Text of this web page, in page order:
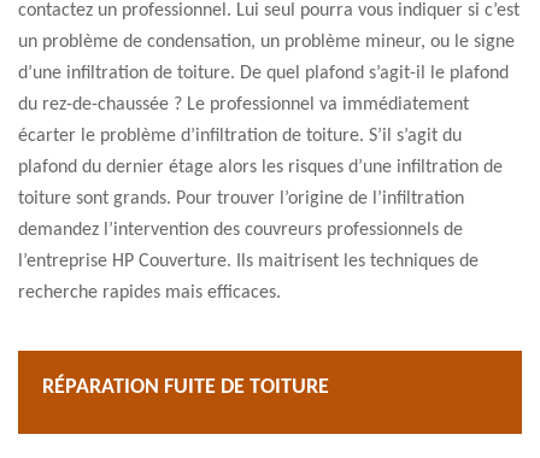
contactez un professionnel. Lui seul pourra vous indiquer si c’est
un problème de condensation, un problème mineur, ou le signe
d’une infiltration de toiture. De quel plafond s’agit-il le plafond
du rez-de-chaussée ? Le professionnel va immédiatement
écarter le problème d’infiltration de toiture. S’il s’agit du
plafond du dernier étage alors les risques d’une infiltration de
toiture sont grands. Pour trouver l’origine de l’infiltration
demandez l’intervention des couvreurs professionnels de
l’entreprise HP Couverture. Ils maitrisent les techniques de
recherche rapides mais efficaces.
RÉPARATION FUITE DE TOITURE